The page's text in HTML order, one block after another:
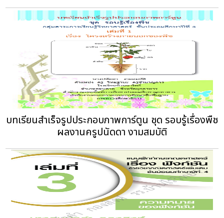
บทเรียนสำเร็จรูปประกอบภาพการ์ตูน ชุด รอบรู้เรื่องพืช
ผลงานครูปนัดดา งามสมบัติ